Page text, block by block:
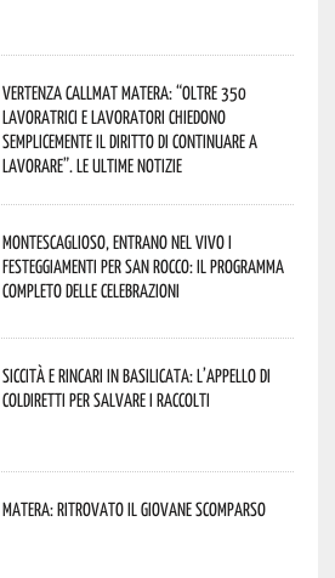
Vertenza CallMat Matera: “Oltre 350
lavoratrici e lavoratori chiedono
semplicemente il diritto di continuare a
lavorare”. Le ultime notizie
Montescaglioso, entrano nel vivo i
festeggiamenti per San Rocco: il programma
completo delle celebrazioni
Siccità e rincari in Basilicata: l’appello di
Coldiretti per salvare i raccolti
Matera: ritrovato il giovane scomparso